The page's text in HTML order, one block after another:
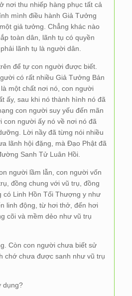
nơi thu nhiếp hàng phục tất cả
mình điều hành Giả Tưởng
giả tưởng. Chẳng khác nào
toàn dân, lãnh tụ có quyền
lãnh tụ là người dân.
để tự con người được biết.
có rất nhiều Giả Tưởng Bản
một chất nơi nó, con người
ấy, sau khi nó thành hình nó đã
con người suy yếu đến mãn
con người ấy nó về nơi nó đã
Lời nầy đã từng nói nhiều
lãnh hội đặng, mà Đạo Phật đã
Sanh Tử Luân Hồi.
người lầm lẫn, con người vốn
đồng chung với vũ trụ, đồng
có Linh Hồn Tối Thượng y như
linh động, từ hơi thở, đến hơi
cõi và mềm dẻo như vũ trụ
Còn con người chưa biết sử
chớ chưa được sanh như vũ trụ
dụng?